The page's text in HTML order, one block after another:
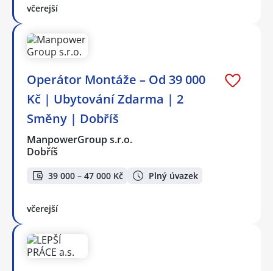
včerejší
Operátor Montáže – Od 39 000
Kč | Ubytování Zdarma | 2
Směny | Dobříš
ManpowerGroup s.r.o.
Dobříš
39 000 – 47 000 Kč Plný úvazek
včerejší